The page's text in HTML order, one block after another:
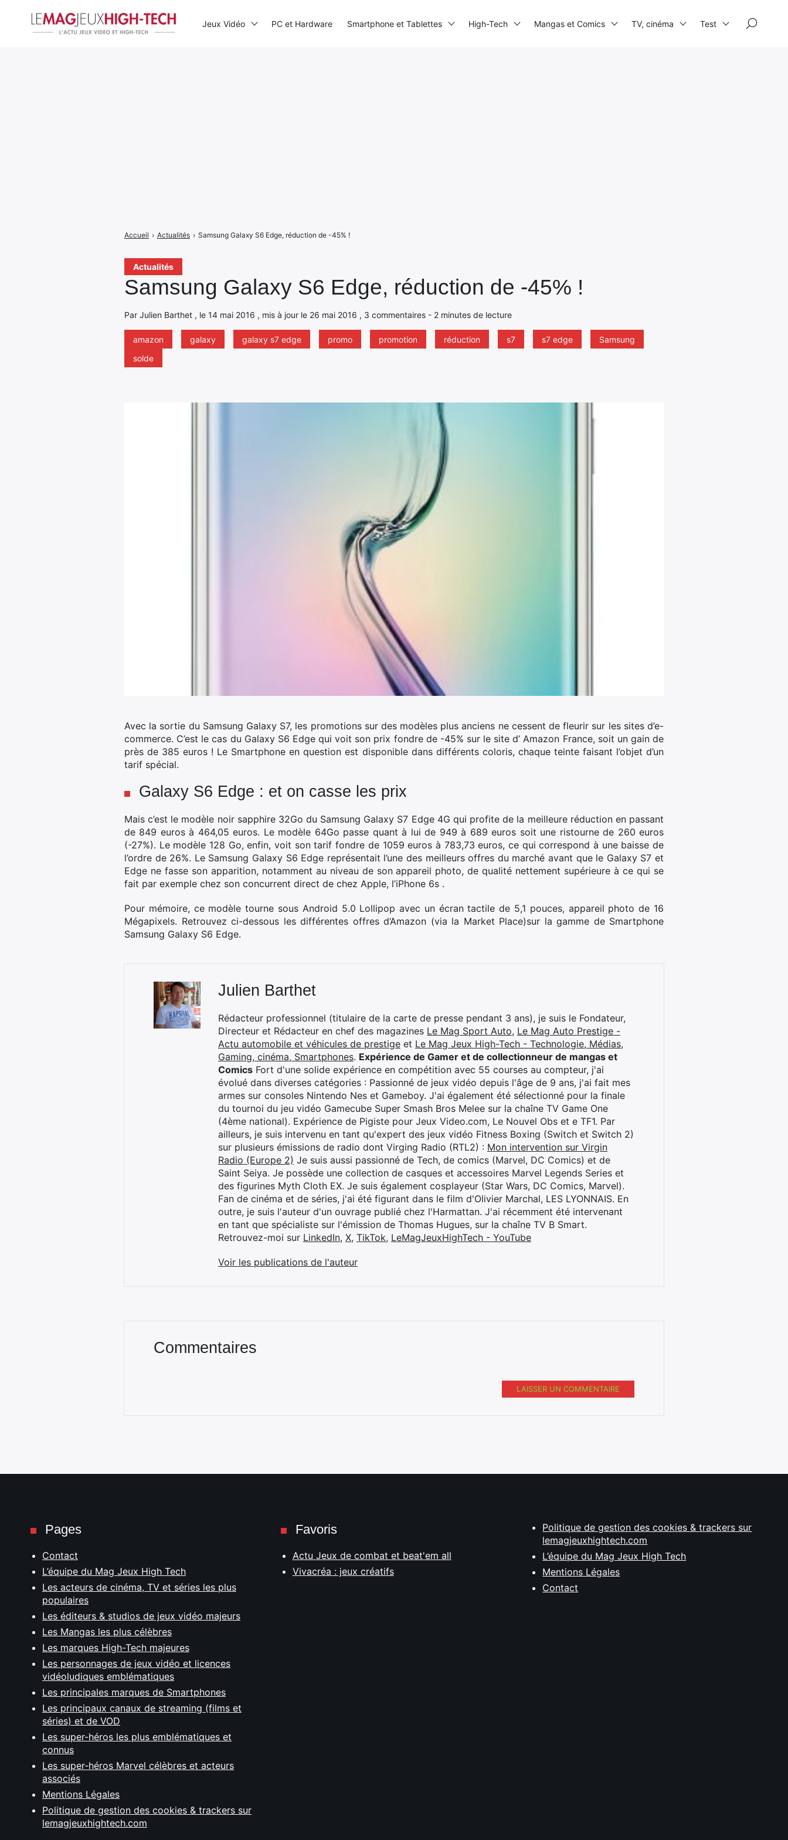
Actualités
Samsung Galaxy S6 Edge, réduction de -45% !
Par Julien Barthet , le 14 mai 2016 , mis à jour le 26 mai 2016 , 3 commentaires - 2 minutes de lecture
amazon galaxy galaxy s7 edge promo promotion réduction s7 s7 edge
Samsung
solde
Accueil › Actualités › Samsung Galaxy S6 Edge, réduction de -45% !
Avec la sortie du Samsung Galaxy S7, les promotions sur des modèles plus anciens ne cessent de fleurir sur les sites d’e-
commerce. C’est le cas du Galaxy S6 Edge qui voit son prix fondre de -45% sur le site d’ Amazon France, soit un gain de
près de 385 euros ! Le Smartphone en question est disponible dans différents coloris, chaque teinte faisant l’objet d’un
tarif spécial.
Galaxy S6 Edge : et on casse les prix
Mais c’est le modèle noir sapphire 32Go du Samsung Galaxy S7 Edge 4G qui profite de la meilleure réduction en passant
de 849 euros à 464,05 euros. Le modèle 64Go passe quant à lui de 949 à 689 euros soit une ristourne de 260 euros
(-27%). Le modèle 128 Go, enfin, voit son tarif fondre de 1059 euros à 783,73 euros, ce qui correspond à une baisse de
l’ordre de 26%. Le Samsung Galaxy S6 Edge représentait l’une des meilleurs offres du marché avant que le Galaxy S7 et
Edge ne fasse son apparition, notamment au niveau de son appareil photo, de qualité nettement supérieure à ce qui se
fait par exemple chez son concurrent direct de chez Apple, l’iPhone 6s .
Pour mémoire, ce modèle tourne sous Android 5.0 Lollipop avec un écran tactile de 5,1 pouces, appareil photo de 16
Mégapixels. Retrouvez ci-dessous les différentes offres d’Amazon (via la Market Place)sur la gamme de Smartphone
Samsung Galaxy S6 Edge.
Julien Barthet
Rédacteur professionnel (titulaire de la carte de presse pendant 3 ans), je suis le Fondateur,
Directeur et Rédacteur en chef des magazines Le Mag Sport Auto, Le Mag Auto Prestige -
Actu automobile et véhicules de prestige et Le Mag Jeux High-Tech - Technologie, Médias,
Gaming, cinéma, Smartphones. Expérience de Gamer et de collectionneur de mangas et
Comics Fort d'une solide expérience en compétition avec 55 courses au compteur, j'ai
évolué dans diverses catégories : Passionné de jeux vidéo depuis l'âge de 9 ans, j'ai fait mes
armes sur consoles Nintendo Nes et Gameboy. J'ai également été sélectionné pour la finale
du tournoi du jeu vidéo Gamecube Super Smash Bros Melee sur la chaîne TV Game One
(4ème national). Expérience de Pigiste pour Jeux Video.com, Le Nouvel Obs et e TF1. Par
ailleurs, je suis intervenu en tant qu'expert des jeux vidéo Fitness Boxing (Switch et Switch 2)
sur plusieurs émissions de radio dont Virging Radio (RTL2) : Mon intervention sur Virgin
Radio (Europe 2) Je suis aussi passionné de Tech, de comics (Marvel, DC Comics) et de
Saint Seiya. Je possède une collection de casques et accessoires Marvel Legends Series et
des figurines Myth Cloth EX. Je suis également cosplayeur (Star Wars, DC Comics, Marvel).
Fan de cinéma et de séries, j'ai été figurant dans le film d'Olivier Marchal, LES LYONNAIS. En
outre, je suis l'auteur d'un ouvrage publié chez l'Harmattan. J'ai récemment été intervenant
en tant que spécialiste sur l'émission de Thomas Hugues, sur la chaîne TV B Smart.
Retrouvez-moi sur LinkedIn, X, TikTok, LeMagJeuxHighTech - YouTube
Voir les publications de l'auteur
Commentaires
LAISSER UN COMMENTAIRE
Jeux Vidéo PC et Hardware Smartphone et Tablettes High-Tech Mangas et Comics TV, cinéma Test
Pages
Contact
L’équipe du Mag Jeux High Tech
Les acteurs de cinéma, TV et séries les plus
populaires
Les éditeurs & studios de jeux vidéo majeurs
Les Mangas les plus célèbres
Les marques High-Tech majeures
Les personnages de jeux vidéo et licences
vidéoludiques emblématiques
Les principales marques de Smartphones
Les principaux canaux de streaming (films et
séries) et de VOD
Les super-héros les plus emblématiques et
connus
Les super-héros Marvel célèbres et acteurs
associés
Mentions Légales
Politique de gestion des cookies & trackers sur
lemagjeuxhightech.com
Favoris
Actu Jeux de combat et beat'em all
Vivacréa : jeux créatifs
Politique de gestion des cookies & trackers sur
lemagjeuxhightech.com
L’équipe du Mag Jeux High Tech
Mentions Légales
Contact